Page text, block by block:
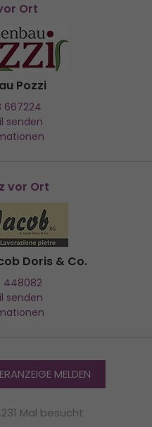
Ort
Pozzi
667224
senden
vor Ort
Doris & Co.
448082
senden
MELDEN
Mal besucht